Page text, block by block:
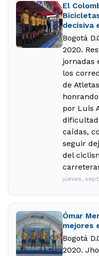
El
decisiva
Bogotá
2020.
jornadas
los
de
por Luis
caídas,
seguir
del
jueves,
Ómar
mejores
Bogotá
2020.